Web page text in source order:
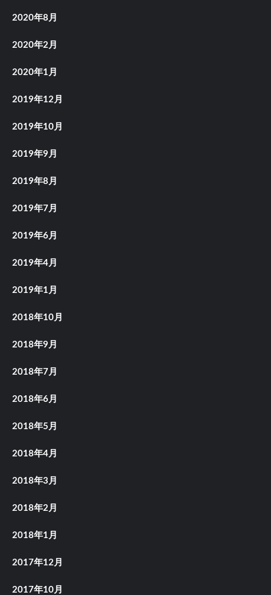
2020年8月
2020年2月
2020年1月
2019年12月
2019年10月
2019年9月
2019年8月
2019年7月
2019年6月
2019年4月
2019年1月
2018年10月
2018年9月
2018年7月
2018年6月
2018年5月
2018年4月
2018年3月
2018年2月
2018年1月
2017年12月
2017年10月